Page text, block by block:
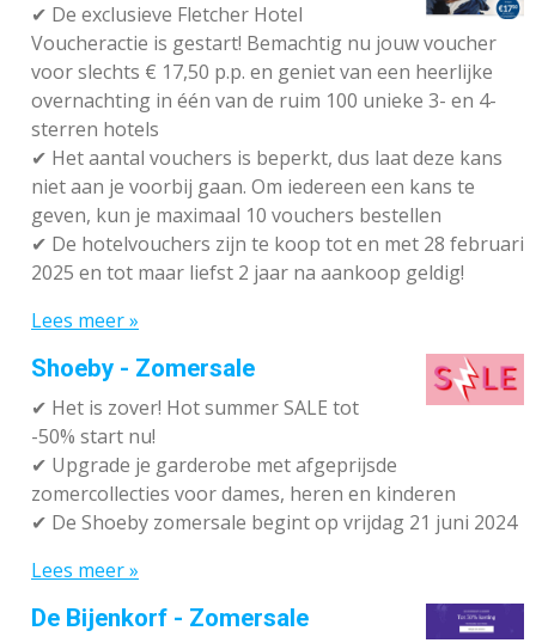
✔ De exclusieve Fletcher Hotel
Voucheractie is gestart! Bemachtig nu jouw voucher
voor slechts € 17,50 p.p. en geniet van een heerlijke
overnachting in één van de ruim 100 unieke 3- en 4-
sterren hotels
✔ Het aantal vouchers is beperkt, dus laat deze kans
niet aan je voorbij gaan. Om iedereen een kans te
geven, kun je maximaal 10 vouchers bestellen
✔ De hotelvouchers zijn te koop tot en met 28 februari
2025 en tot maar liefst 2 jaar na aankoop geldig!
Lees meer »
Shoeby - Zomersale
✔ Het is zover! Hot summer SALE tot
-50% start nu!
✔ Upgrade je garderobe met afgeprijsde
zomercollecties voor dames, heren en kinderen
✔ De Shoeby zomersale begint op vrijdag 21 juni 2024
Lees meer »
De Bijenkorf - Zomersale